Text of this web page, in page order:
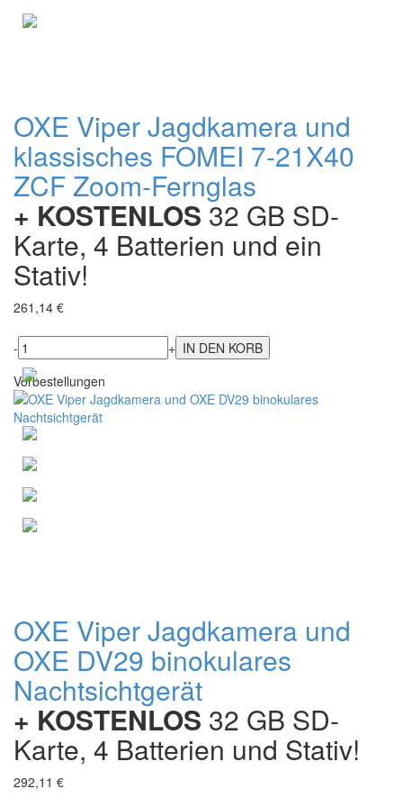
OXE Viper Jagdkamera und
klassisches FOMEI 7-21X40
ZCF Zoom-Fernglas
+ KOSTENLOS 32 GB SD-
Karte, 4 Batterien und ein
Stativ!
261,14 €
-
+
Vorbestellungen
OXE Viper Jagdkamera und
OXE DV29 binokulares
Nachtsichtgerät
+ KOSTENLOS 32 GB SD-
Karte, 4 Batterien und Stativ!
292,11 €